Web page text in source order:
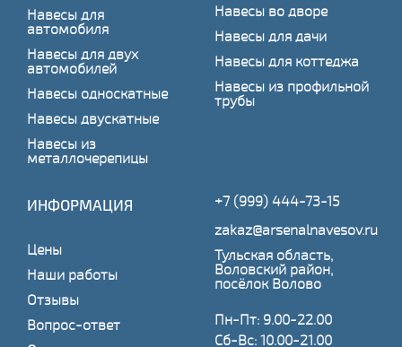
Навесы для
автомобиля
Навесы для двух
автомобилей
Навесы односкатные
Навесы двускатные
Навесы из
металлочерепицы
Навесы во дворе
Навесы для дачи
Навесы для коттеджа
Навесы из профильной
трубы
ИНФОРМАЦИЯ
Цены
Наши работы
Отзывы
Вопрос-ответ
+7 (999) 444-73-15
zakaz@arsenalnavesov.ru
Тульская область,
Воловский район,
посёлок Волово
Пн-Пт: 9.00-22.00
Сб-Вс: 10.00-21.00